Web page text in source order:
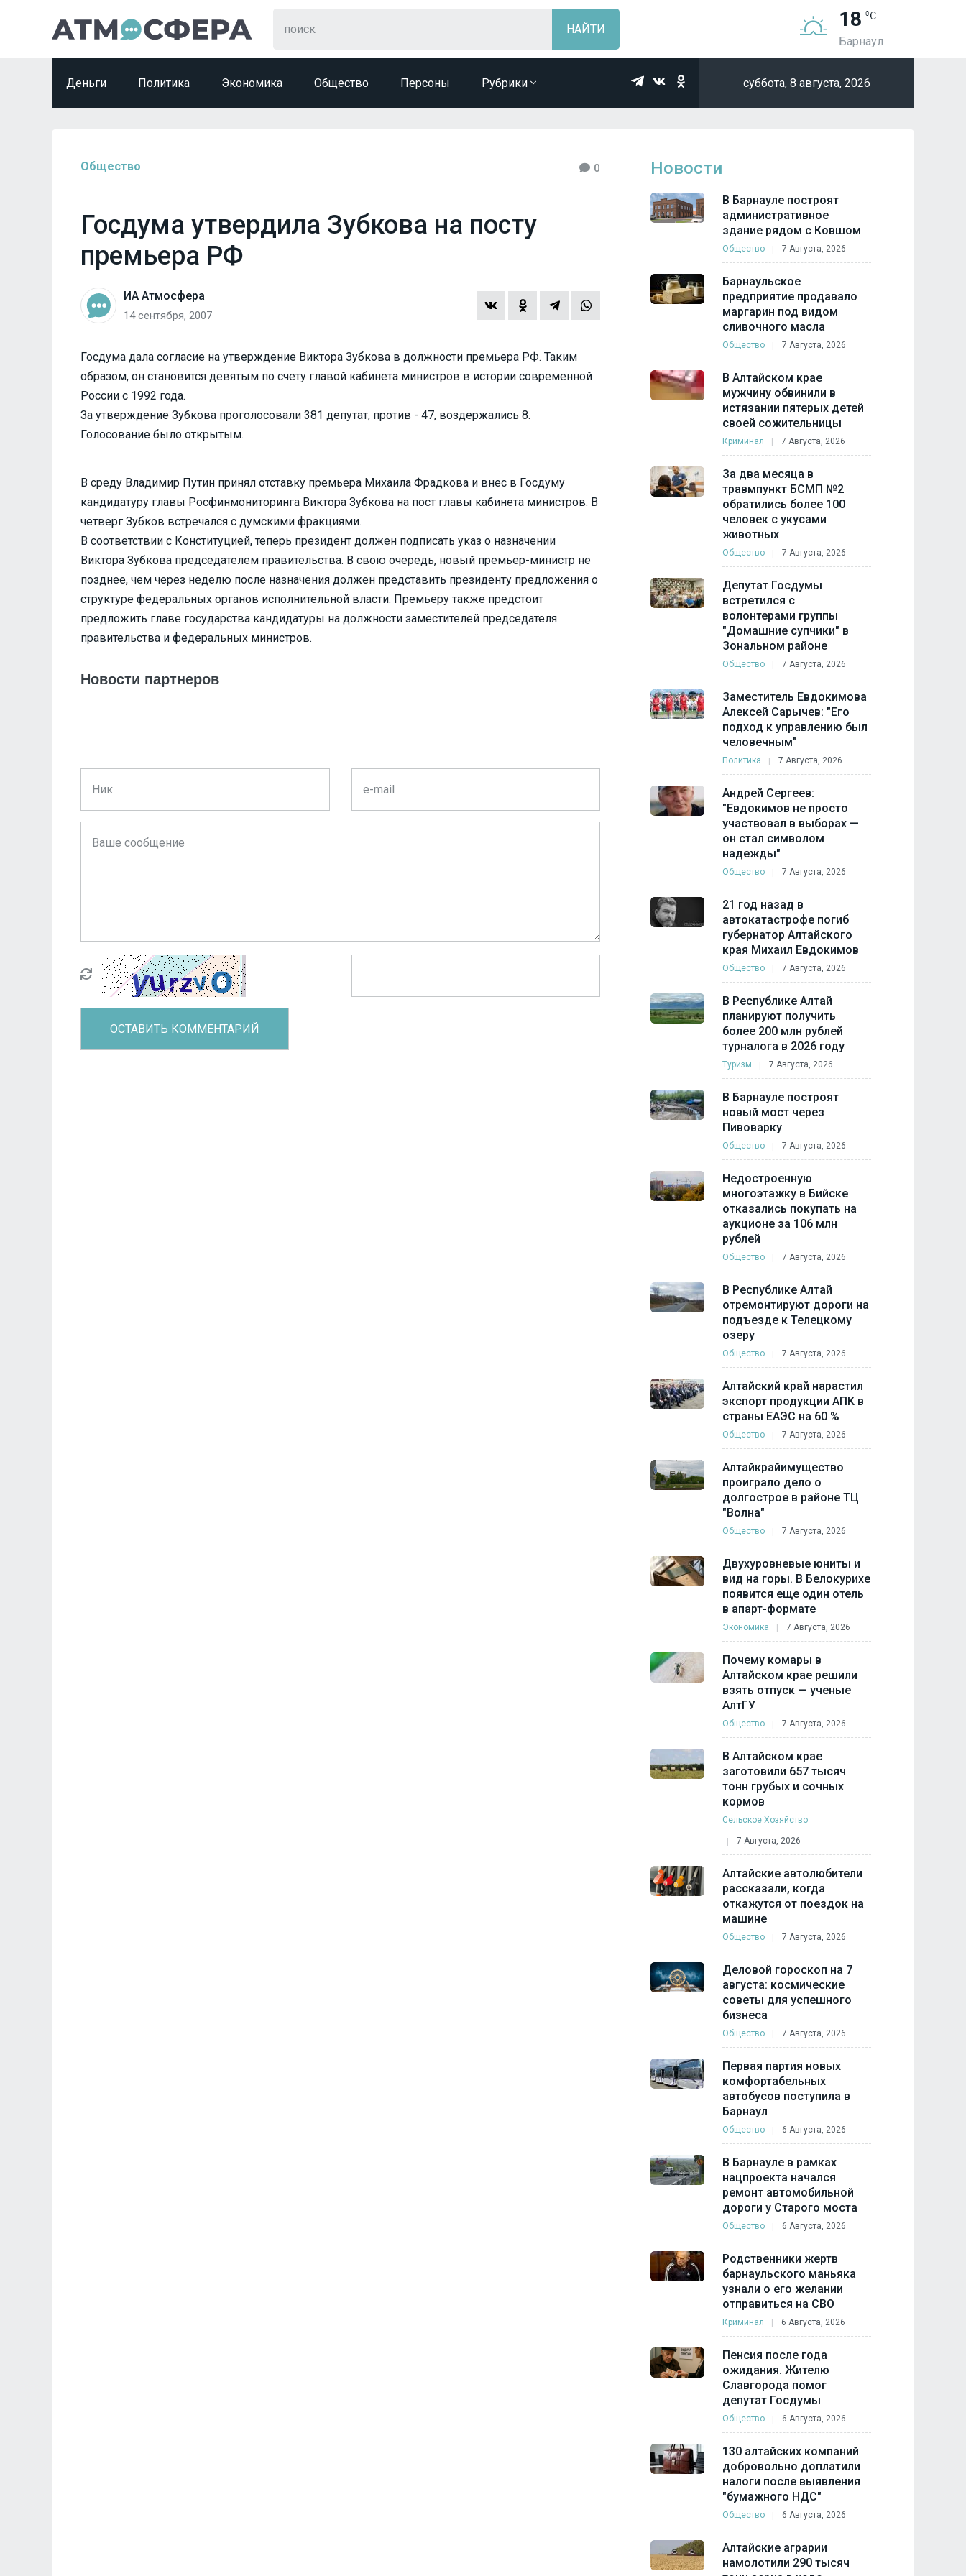
18
Барнаул
Деньги Политика Экономика Общество Персоны Рубрики суббота, 8 августа, 2026
Общество 0
Госдума утвердила Зубкова на посту
премьера РФ
ИА Атмосфера
14 сентября, 2007
Госдума дала согласие на утверждение Виктора Зубкова в должности премьера РФ. Таким
образом, он становится девятым по счету главой кабинета министров в истории современной
России с 1992 года.
За утверждение Зубкова проголосовали 381 депутат, против - 47, воздержались 8.
Голосование было открытым.
В среду Владимир Путин принял отставку премьера Михаила Фрадкова и внес в Госдуму
кандидатуру главы Росфинмониторинга Виктора Зубкова на пост главы кабинета министров. В
четверг Зубков встречался с думскими фракциями.
В соответствии с Конституцией, теперь президент должен подписать указ о назначении
Виктора Зубкова председателем правительства. В свою очередь, новый премьер-министр не
позднее, чем через неделю после назначения должен представить президенту предложения о
структуре федеральных органов исполнительной власти. Премьеру также предстоит
предложить главе государства кандидатуры на должности заместителей председателя
правительства и федеральных министров.
Новости партнеров
Новости
В Барнауле построят
административное
здание рядом с Ковшом
Общество 7 Августа, 2026
Барнаульское
предприятие продавало
маргарин под видом
сливочного масла
Общество 7 Августа, 2026
В Алтайском крае
мужчину обвинили в
истязании пятерых детей
своей сожительницы
Криминал 7 Августа, 2026
За два месяца в
травмпункт БСМП №2
обратились более 100
человек с укусами
животных
Общество 7 Августа, 2026
Депутат Госдумы
встретился с
волонтерами группы
"Домашние супчики" в
Зональном районе
Общество 7 Августа, 2026
Заместитель Евдокимова
Алексей Сарычев: "Его
подход к управлению был
человечным"
Политика 7 Августа, 2026
Андрей Сергеев:
"Евдокимов не просто
участвовал в выборах —
он стал символом
надежды"
Общество 7 Августа, 2026
21 год назад в
автокатастрофе погиб
губернатор Алтайского
края Михаил Евдокимов
Общество 7 Августа, 2026
В Республике Алтай
планируют получить
более 200 млн рублей
турналога в 2026 году
Туризм 7 Августа, 2026
В Барнауле построят
новый мост через
Пивоварку
Общество 7 Августа, 2026
Недостроенную
многоэтажку в Бийске
отказались покупать на
аукционе за 106 млн
рублей
Общество 7 Августа, 2026
В Республике Алтай
отремонтируют дороги на
подъезде к Телецкому
озеру
Общество 7 Августа, 2026
Алтайский край нарастил
экспорт продукции АПК в
страны ЕАЭС на 60 %
Общество 7 Августа, 2026
Алтайкрайимущество
проиграло дело о
долгострое в районе ТЦ
"Волна"
Общество 7 Августа, 2026
Двухуровневые юниты и
вид на горы. В Белокурихе
появится еще один отель
в апарт-формате
Экономика 7 Августа, 2026
Почему комары в
Алтайском крае решили
взять отпуск — ученые
АлтГУ
Общество 7 Августа, 2026
В Алтайском крае
заготовили 657 тысяч
тонн грубых и сочных
кормов
Сельское Хозяйство
7 Августа, 2026
Алтайские автолюбители
рассказали, когда
откажутся от поездок на
машине
Общество 7 Августа, 2026
Деловой гороскоп на 7
августа: космические
советы для успешного
бизнеса
Общество 7 Августа, 2026
Первая партия новых
комфортабельных
автобусов поступила в
Барнаул
Общество 6 Августа, 2026
В Барнауле в рамках
нацпроекта начался
ремонт автомобильной
дороги у Старого моста
Общество 6 Августа, 2026
Родственники жертв
барнаульского маньяка
узнали о его желании
отправиться на СВО
Криминал 6 Августа, 2026
Пенсия после года
ожидания. Жителю
Славгорода помог
депутат Госдумы
Общество 6 Августа, 2026
130 алтайских компаний
добровольно доплатили
налоги после выявления
"бумажного НДС"
Общество 6 Августа, 2026
Алтайские аграрии
намолотили 290 тысяч